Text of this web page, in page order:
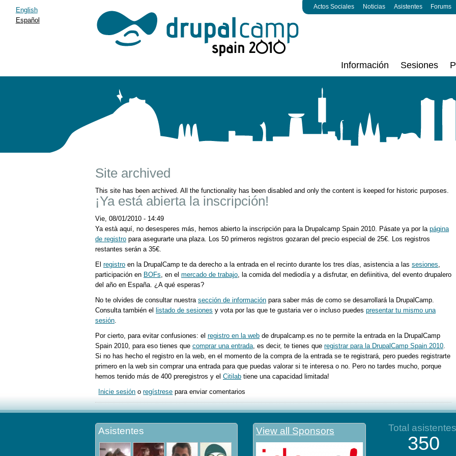
Actos Sociales Noticias Asistentes Forums
Información Sesiones
Site archived
This site has been archived. All the functionality has been disabled and only the content is keeped for historic purposes.
¡Ya está abierta la inscripción!
Vie, 08/01/2010 - 14:49
Ya està aquí, no desesperes más, hemos abierto la inscripción para la Drupalcamp Spain 2010. Pásate ya por la página
de registro para asegurarte una plaza. Los 50 primeros registros gozaran del precio especial de 25€. Los registros
restantes serán a 35€.
El registro en la DrupalCamp te da derecho a la entrada en el recinto durante los tres días, asistencia a las sesiones,
participación en BOFs, en el mercado de trabajo, la comida del mediodía y a disfrutar, en defiinitiva, del evento drupalero
del año en España. ¿A qué esperas?
No te olvides de consultar nuestra sección de información para saber más de como se desarrollará la DrupalCamp.
Consulta también el
listado de sesiones y vota por las que te gustaria ver o incluso puedes presentar tu mismo una
sesión.
Por cierto, para evitar confusiones: el registro en la web de drupalcamp.es no te permite la entrada en la DrupalCamp
Spain 2010, para eso tienes que comprar una entrada, es decir, te tienes que registrar para la DrupalCamp Spain 2010.
Si no has hecho el registro en la web, en el momento de la compra de la entrada se te registrará, pero puedes registrarte
primero en la web sin comprar una entrada para que puedas valorar si te interesa o no. Pero no tardes mucho, porque
hemos tenido más de 400 preregistros y el Citilab tiene una capacidad limitada!
Inicie sesión oregístrese para enviar comentarios
Asistentes
English
Español
View all Sponsors Total asistentes
350